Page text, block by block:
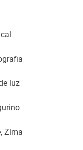
luz
Zima